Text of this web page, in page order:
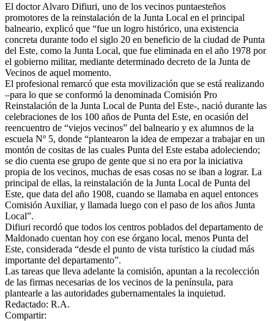
El doctor Alvaro Difiuri, uno de los vecinos puntaesteños
promotores de la reinstalación de la Junta Local en el principal
balneario, explicó que “fue un logro histórico, una existencia
concreta durante todo el siglo 20 en beneficio de la ciudad de Punta
del Este, como la Junta Local, que fue eliminada en el año 1978 por
el gobierno militar, mediante determinado decreto de la Junta de
Vecinos de aquel momento.
El profesional remarcó que esta movilización que se está realizando
–para lo que se conformó la denominada Comisión Pro
Reinstalación de la Junta Local de Punta del Este-, nació durante las
celebraciones de los 100 años de Punta del Este, en ocasión del
reencuentro de “viejos vecinos” del balneario y ex alumnos de la
escuela Nº 5, donde “plantearon la idea de empezar a trabajar en un
montón de cositas de las cuales Punta del Este estaba adoleciendo;
se dio cuenta ese grupo de gente que si no era por la iniciativa
propia de los vecinos, muchas de esas cosas no se iban a lograr. La
principal de ellas, la reinstalación de la Junta Local de Punta del
Este, que data del año 1908, cuando se llamaba en aquel entonces
Comisión Auxiliar, y llamada luego con el paso de los años Junta
Local”.
Difiuri recordó que todos los centros poblados del departamento de
Maldonado cuentan hoy con ese órgano local, menos Punta del
Este, considerada “desde el punto de vista turístico la ciudad más
importante del departamento”.
Las tareas que lleva adelante la comisión, apuntan a la recolección
de las firmas necesarias de los vecinos de la península, para
plantearle a las autoridades gubernamentales la inquietud.
Redactado: R.A.
Compartir: